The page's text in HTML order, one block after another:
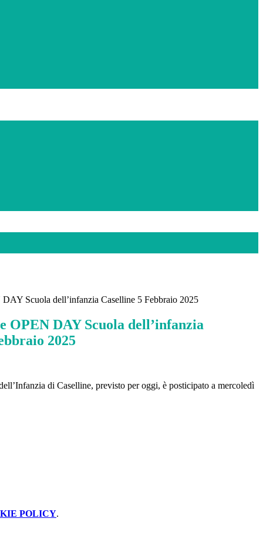
Scuola dell’infanzia Caselline 5 Febbraio 2025
OPEN DAY Scuola dell’infanzia
2025
di Caselline, previsto per oggi, è posticipato a mercoledì
POLICY.